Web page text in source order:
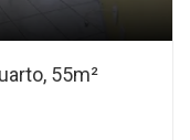
55m²